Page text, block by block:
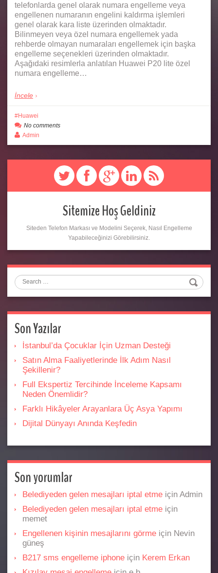
telefonlarda genel olarak numara engelleme veya
engellenen numaranın engelini kaldırma işlemleri
genel olarak kara liste üzerinden olmaktadır.
Bilinmeyen veya özel numara engellemek yada
rehberde olmayan numaraları engellemek için başka
engelleme seçenekleri üzerinden olmaktadır.
Aşağıdaki resimlerla anlatılan Huawei P20 lite özel
numara engelleme…
İncele
Huawei
No comments
Admin
Sitemize Hoş Geldiniz
Siteden Telefon Markası ve Modelini Seçerek, Nasıl Engelleme
Yapabileceğinizi Görebilirsiniz.
Search
Son Yazılar
İstanbul’da Çocuklar İçin Uzman Desteği
Satın Alma Faaliyetlerinde İlk Adım Nasıl
Şekillenir?
Full Ekspertiz Tercihinde İnceleme Kapsamı
Neden Önemlidir?
Farklı Hikâyeler Arayanlara Üç Asya Yapımı
Dijital Dünyayı Anında Keşfedin
Son yorumlar
Belediyeden gelen mesajları iptal etme için Admin
Belediyeden gelen mesajları iptal etme için
memet
Engellenen kişinin mesajlarını görme için Nevin
güneş
B217 sms engelleme iphone için Kerem Erkan